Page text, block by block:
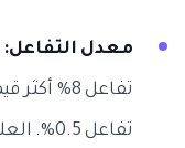
معدل التفاعل:
تفاعل 0.5%. العلامات التجارية تحسب هذا فوراً.